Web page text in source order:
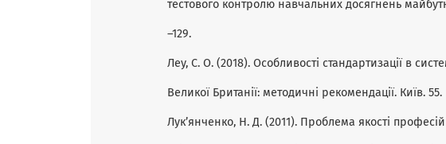
тестового контролю навчальних досягнень
–129.
Леу, С. О. (2018). Особливості стандартизації в
Великої Британії: методичні рекомендації. Київ. 55.
Лук’янченко, Н. Д. (2011). Проблема якості